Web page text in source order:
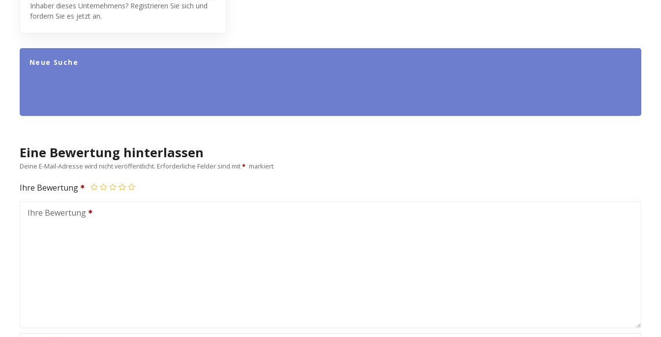
Inhaber dieses Unternehmens? Registrieren Sie sich und
fordern Sie es jetzt an.
Neue Suche
Eine Bewertung hinterlassen
Deine E-Mail-Adresse wird nicht veröffentlicht. Erforderliche Felder sind mit markiert
Ihre Bewertung
Ihre Bewertung